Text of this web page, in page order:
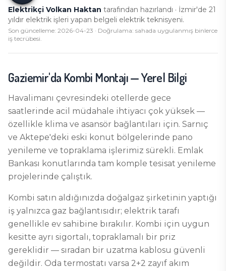
Elektrikçi Volkan Haktan tarafından hazırlandı · İzmir'de 21
yıldır elektrik işleri yapan belgeli elektrik teknisyeni.
Son güncelleme: 2026-04-23 · Doğrulama: sahada uygulanmış binlerce
iş tecrübesi.
Gaziemir'da Kombi Montajı— Yerel Bilgi
Havalimanı çevresindeki otellerde gece
saatlerinde acil müdahale ihtiyacı çok yüksek —
özellikle klima ve asansör bağlantıları için. Sarnıç
ve Aktepe'deki eski konut bölgelerinde pano
yenileme ve topraklama işlerimiz sürekli. Emlak
Bankası konutlarında tam komple tesisat yenileme
projelerinde çalıştık.
Kombi satın aldığınızda doğalgaz şirketinin yaptığı
iş yalnızca gaz bağlantısıdır; elektrik tarafı
genellikle ev sahibine bırakılır. Kombi için uygun
kesitte ayrı sigortalı, topraklamalı bir priz
gereklidir — sıradan bir uzatma kablosu güvenli
değildir. Oda termostatı varsa 2+2 zayıf akım